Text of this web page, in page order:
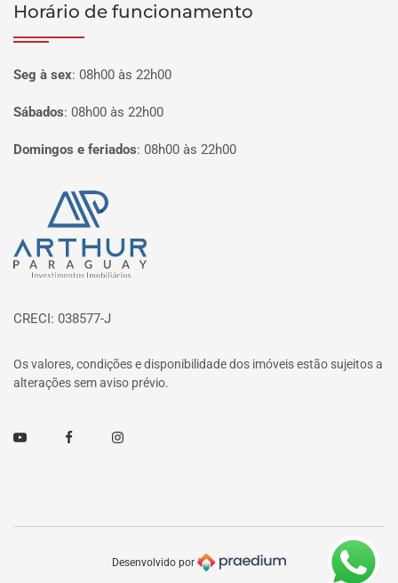
Horário de funcionamento
Seg à sex: 08h00 às 22h00
Sábados: 08h00 às 22h00
Domingos e feriados: 08h00 às 22h00
Página inicial
CRECI: 038577-J
Os valores, condições e disponibilidade dos imóveis estão sujeitos a
alterações sem aviso prévio.
Youtube FacebookInstagram
Desenvolvido por